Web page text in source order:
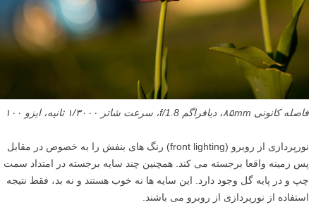
فاصله کانونی ۸۵mm، دیافراگم f/1.8، سرعت شاتر ۱/۳۰۰۰ ثانیه، ایزو ۱۰۰
نورپردازی از روبرو (front lighting) رنگ های بنفش را به خصوص در مقابل
پس زمینه واقعا برجسته می کند. همچنین چند سایه برجسته در امتداد سمت
چپ و در پایه گل وجود دارد. این سایه ها نه خوب هستند و نه بد، فقط نتیجه
استفاده از نورپردازی از روبرو می باشند.